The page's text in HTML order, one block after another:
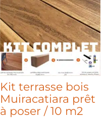
Kit terrasse bois
Muiracatiara prêt
à poser / 10 m2